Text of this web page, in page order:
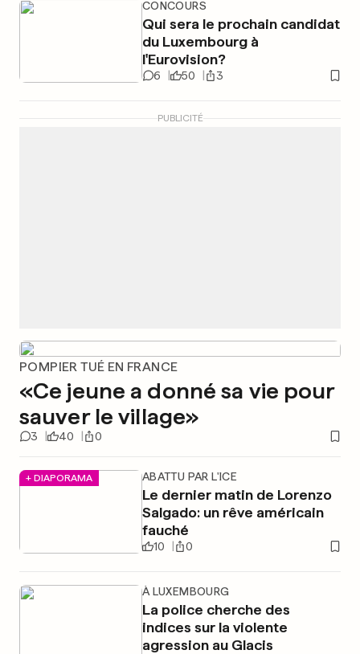
CONCOURS
Qui sera le prochain candidat
du Luxembourg à
l'Eurovision?
6 50 3
PUBLICITÉ
POMPIER TUÉ EN FRANCE
«Ce jeune a donné sa vie pour
sauver le village»
3 40 0
+ DIAPORAMA ABATTU PAR L'ICE
Le dernier matin de Lorenzo
Salgado: un rêve américain
fauché
10 0
À LUXEMBOURG
La police cherche des
indices sur la violente
agression au Glacis